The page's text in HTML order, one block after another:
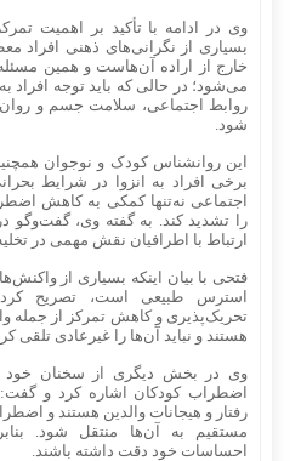
وی در ادامه با تأکید بر اهمیت
بسیاری از نگرانی‌های ذهنی
خارج از اراده آن‌هاست و همین
می‌شود؛ در حالی که باید توجه افراد
روابط اجتماعی، سلامت جسم و
شود.
این روانشناس کودک و نوجوان
برخی افراد به انزوا در شرایط
اجتماعی نه‌تنها کمکی به کاهش
را تشدید کند. به گفته وی، گفت‌وگو
ارتباط با اطرافیان نقش مهمی در
فتحی با بیان اینکه بسیاری از
استرس طبیعی است، تصریح کرد:
تحریک‌پذیری و کاهش تمرکز از جمله
هستند و نباید آن‌ها را غیرعادی تلقی
وی در بخش دیگری از سخنان خود
اضطراب کودکان اشاره کرد و
رفتار و هیجانات والدین هستند و
مستقیم به آن‌ها منتقل شود.
احساسات خود دقت داشته باشند.